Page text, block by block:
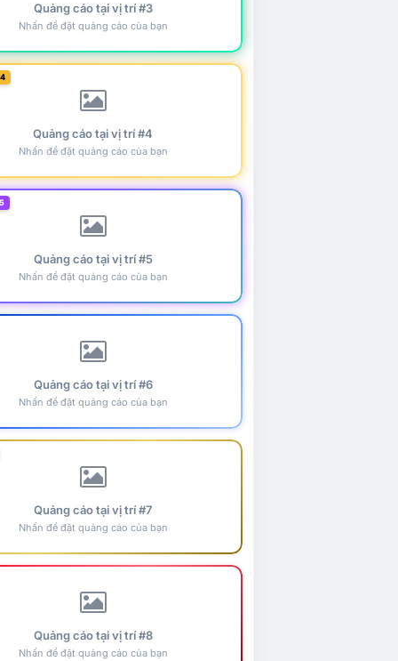
Quảng cáo tại vị trí #3
Nhấn để đặt quảng cáo của bạn
Quảng cáo tại vị trí #4
Nhấn để đặt quảng cáo của bạn
Quảng cáo tại vị trí #5
Nhấn để đặt quảng cáo của bạn
Quảng cáo tại vị trí #6
Nhấn để đặt quảng cáo của bạn
Quảng cáo tại vị trí #7
Nhấn để đặt quảng cáo của bạn
Quảng cáo tại vị trí #8
Nhấn để đặt quảng cáo của bạn